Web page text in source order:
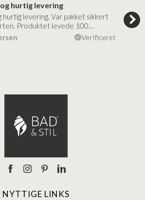
hurtig levering
hurtig levering. Var pakket sikkert
Produktet levede 100…
Verificeret
NYTTIGE LINKS